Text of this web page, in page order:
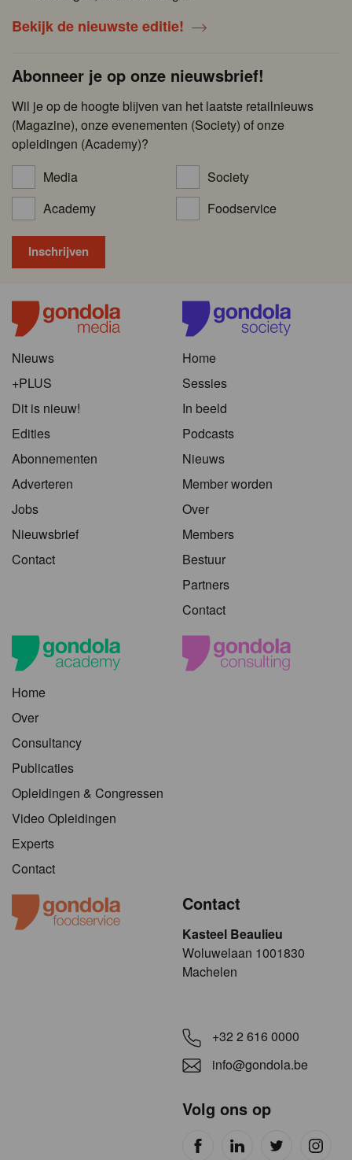
Bekijk de nieuwste editie!
Abonneer je op onze nieuwsbrief!
Wil je op de hoogte blijven van het laatste retailnieuws
(Magazine), onze evenementen (Society) of onze
opleidingen (Academy)?
Media
Society
Academy
Foodservice
Nieuws
+PLUS
Dit is nieuw!
Edities
Abonnementen
Adverteren
Jobs
Nieuwsbrief
Contact
Home
Sessies
In beeld
Podcasts
Nieuws
Member worden
Over
Members
Bestuur
Partners
Contact
Home
Over
Consultancy
Publicaties
Opleidingen & Congressen
Video Opleidingen
Experts
Contact
Contact
Kasteel Beaulieu
​​​Woluwelaan 1001830
Machelen
+32 2 616 0000
info@gondola.be
Volg ons op